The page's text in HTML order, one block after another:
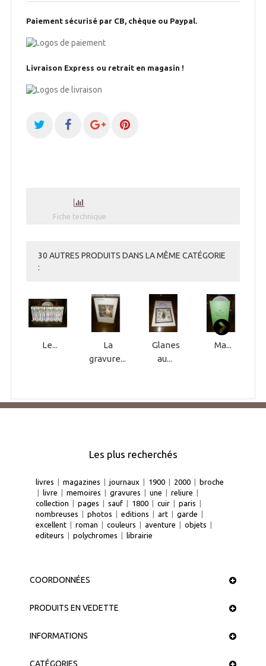
Paiement sécurisé par CB, chèque ou Paypal.
Livraison Express ou retrait en magasin !
Fiche technique
30 AUTRES PRODUITS DANS LA MÊME CATÉGORIE
:
Le...
La
gravure...
Glanes
au...
Ma...
Les plus recherchés
livres | magazines | journaux | 1900 | 2000 | broche
| livre | memoires | gravures | une | reliure |
collection | pages | sauf | 1800 | cuir | paris |
nombreuses | photos | editions | art | garde |
excellent | roman | couleurs | aventure | objets |
editeurs | polychromes | librairie
COORDONNÉES
PRODUITS EN VEDETTE
INFORMATIONS
CATÉGORIES